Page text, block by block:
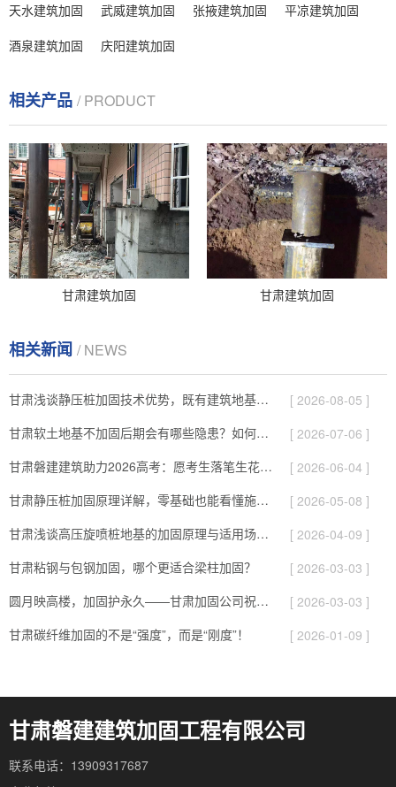
天水建筑加固
武威建筑加固 张掖建筑加固
平凉建筑加固
酒泉建筑加固
庆阳建筑加固
相关产品 / PRODUCT
甘肃建筑加固 甘肃建筑加固
相关新闻 / NEWS
甘肃浅谈静压桩加固技术优势，既有建筑地基补强施工要点！
[ 2026-08-05 ]
甘肃软土地基不加固后期会有哪些隐患？如何提前预防！
[ 2026-07-06 ]
甘肃磐建建筑助力2026高考：愿考生落笔生花、旗开得胜圆梦今夏！
[ 2026-06-04 ]
甘肃静压桩加固原理详解，零基础也能看懂施工逻辑！
[ 2026-05-08 ]
甘肃浅谈高压旋喷桩地基的加固原理与适用场景！
[ 2026-04-09 ]
甘肃粘钢与包钢加固，哪个更适合梁柱加固？
[ 2026-03-03 ]
圆月映高楼，加固护永久——甘肃加固公司祝您元宵快乐！
[ 2026-03-03 ]
甘肃碳纤维加固的不是“强度”，而是“刚度”！
[ 2026-01-09 ]
甘肃磐建建筑加固工程有限公司
联系电话：13909317687